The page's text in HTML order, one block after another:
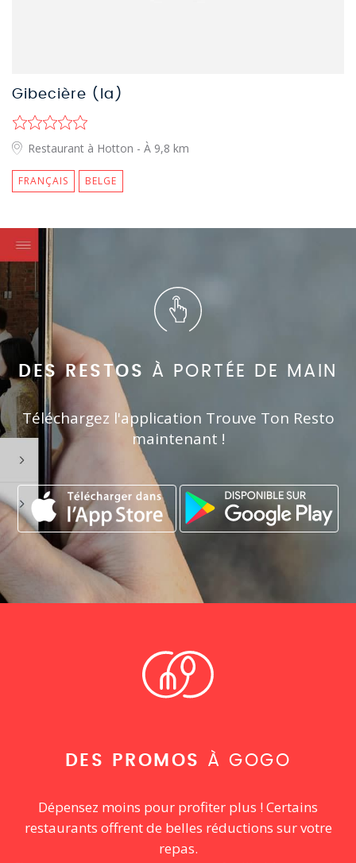
Gibecière (la)
Restaurant à Hotton - À 9,8 km
FRANÇAIS BELGE
DES RESTOS À PORTÉE DE MAIN
Téléchargez l'application Trouve Ton Resto
maintenant !
DES PROMOS À GOGO
Dépensez moins pour profiter plus ! Certains
restaurants offrent de belles réductions sur votre
repas.